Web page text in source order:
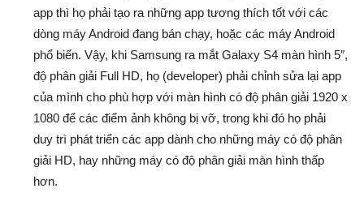
app thì họ phải tạo ra những app tương thích tốt với các
dòng máy Android đang bán chạy, hoặc các máy Android
phổ biến. Vậy, khi Samsung ra mắt Galaxy S4 màn hình 5″,
độ phân giải Full HD, họ (developer) phải chỉnh sửa lại app
của mình cho phù hợp với màn hình có độ phân giải 1920 x
1080 để các điểm ảnh không bị vỡ, trong khi đó họ phải
duy trì phát triển các app dành cho những máy có độ phân
giải HD, hay những máy có độ phân giải màn hình thấp
hơn.